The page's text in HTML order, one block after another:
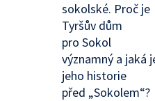
sokolské. Proč je
Tyršův dům
pro Sokol
významný a jaká
jeho historie
před „Sokolem“?